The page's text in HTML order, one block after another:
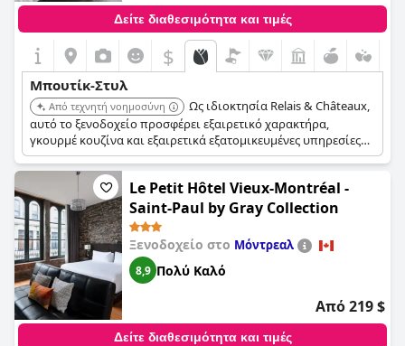
Δείτε διαθεσιμότητα και τιμές
$
Μπουτίκ-Στυλ
Από τεχνητή νοημοσύνη
Ως ιδιοκτησία Relais & Châteaux,
αυτό το ξενοδοχείο προσφέρει εξαιρετικό χαρακτήρα,
γκουρμέ κουζίνα και εξαιρετικά εξατομικευμένες υπηρεσίες
σε ένα πολυτελές εξοχικό σπίτι δίπλα στη λίμνη,
ενσαρκώνοντας την κορυφή της boutique φιλοξενίας.
Le Petit Hôtel Vieux-Montréal -
Saint-Paul by Gray Collection
Ξενοδοχείο στο Μόντρεαλ
8,9 Πολύ Καλό
Από 219 $
Δείτε διαθεσιμότητα και τιμές